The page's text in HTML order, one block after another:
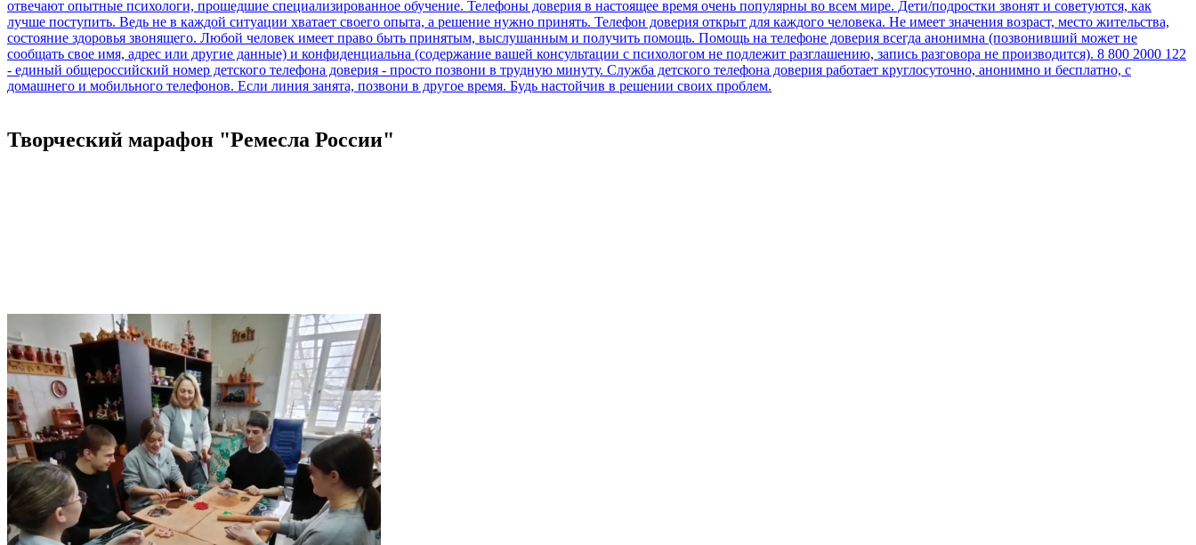
Творческий марафон "Ремесла России"